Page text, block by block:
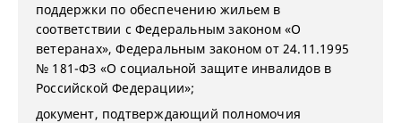
поддержки по обеспечению жильем в
соответствии с Федеральным законом «О
ветеранах», Федеральным законом от 24.11.1995
№ 181-ФЗ «О социальной защите инвалидов в
Российской Федерации»;
документ, подтверждающий полномочия